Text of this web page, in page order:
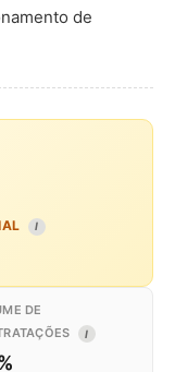
de
I
DE
I